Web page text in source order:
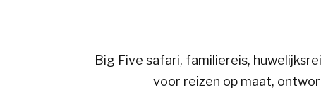
Big Five safari, familiereis,
voor reizen op maat,